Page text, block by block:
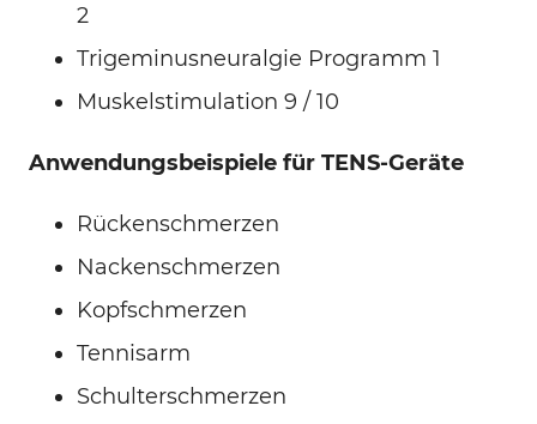
2
Trigeminusneuralgie Programm 1
Muskelstimulation 9 / 10
Anwendungsbeispiele für TENS-Geräte
Rückenschmerzen
Nackenschmerzen
Kopfschmerzen
Tennisarm
Schulterschmerzen